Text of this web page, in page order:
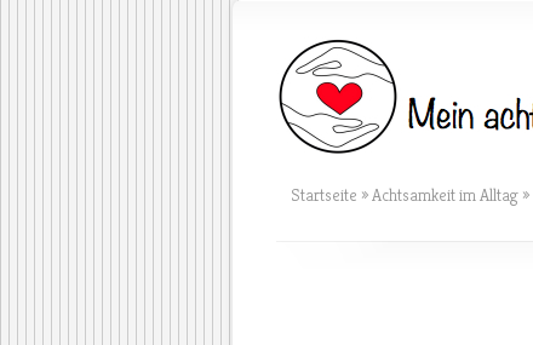
Startseite »Achtsamkeit im Alltag »